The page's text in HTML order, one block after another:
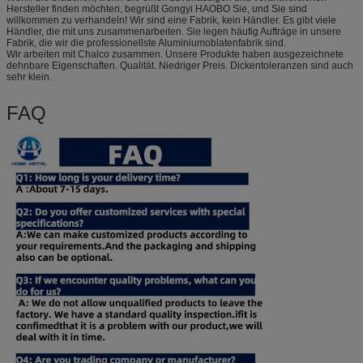
Hersteller finden möchten, begrüßt Gongyi HAOBO Sie, und Sie sind
willkommen zu verhandeln! Wir sind eine Fabrik, kein Händler. Es gibt viele
Händler, die mit uns zusammenarbeiten. Sie legen häufig Aufträge in unsere
Fabrik, die wir die professionellste Aluminiumoblatenfabrik sind.
Wir arbeiten mit Chalco zusammen. Unsere Produkte haben ausgezeichnete
dehnbare Eigenschaften. Qualität. Niedriger Preis. Dickentoleranzen sind auch
sehr klein.
FAQ